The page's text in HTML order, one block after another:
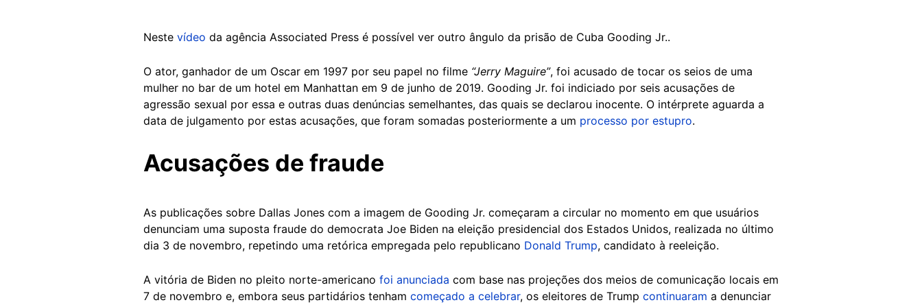
Neste vídeo da agência Associated Press é possível ver outro ângulo da prisão de Cuba Gooding Jr..
O ator, ganhador de um Oscar em 1997 por seu papel no filme “Jerry Maguire”, foi acusado de tocar os seios de uma
mulher no bar de um hotel em Manhattan em 9 de junho de 2019. Gooding Jr. foi indiciado por seis acusações de
agressão sexual por essa e outras duas denúncias semelhantes, das quais se declarou inocente. O intérprete aguarda a
data de julgamento por estas acusações, que foram somadas posteriormente a um processo por estupro.
Acusações de fraude
As publicações sobre Dallas Jones com a imagem de Gooding Jr. começaram a circular no momento em que usuários
denunciam uma suposta fraude do democrata Joe Biden na eleição presidencial dos Estados Unidos, realizada no último
dia 3 de novembro, repetindo uma retórica empregada pelo republicano Donald Trump, candidato à reeleição.
A vitória de Biden no pleito norte-americano foi anunciada com base nas projeções dos meios de comunicação locais em
7 de novembro e, embora seus partidários tenham começado a celebrar, os eleitores de Trump continuaram a denunciar